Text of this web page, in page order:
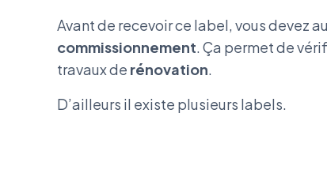
Avant de recevoir ce label, vous devez
commissionnement. Ça permet de
travaux de rénovation.
D’ailleurs il existe plusieurs labels.